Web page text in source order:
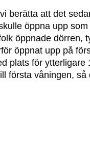
berätta att det
öppna upp
öppnade dörren,
öppnat upp på
plats för ytterligare
första våningen, så